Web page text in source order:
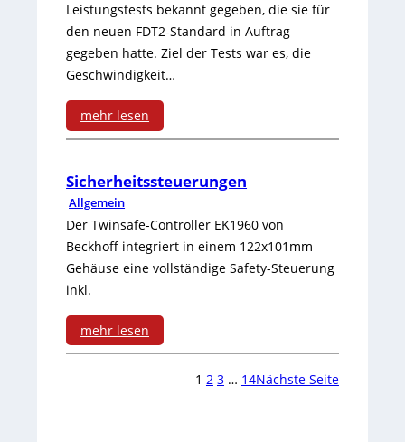
c
h
ä
s
j
a
h
2
H
a
d
u
c
h
b
f
e
r
t
g
e
P
r
o
d
e
t
y
n
e
t
p
-
Z
e
t
Leistungstests bekannt gegeben, die sie für
den neuen FDT2-Standard in Auftrag
gegeben hatte. Ziel der Tests war es, die
Geschwindigkeit…
mehr lesen
:
N
o
c
h
e
Sicherheitssteuerungen
Allgemein
Der Twinsafe-Controller EK1960 von
Beckhoff integriert in einem 122x101mm
Gehäuse eine vollständige Safety-Steuerung
inkl.
mehr lesen
:
1 2 3 … 14Nächste Seite